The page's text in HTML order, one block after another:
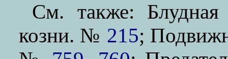
См. также:
козни. № 215;